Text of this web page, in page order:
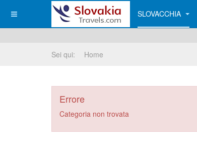
SLOVACCHIA
Sei qui: Home
Errore
Categoria non trovata